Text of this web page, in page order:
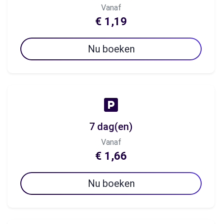
Vanaf
€ 1,19
Nu boeken
7 dag(en)
Vanaf
€ 1,66
Nu boeken